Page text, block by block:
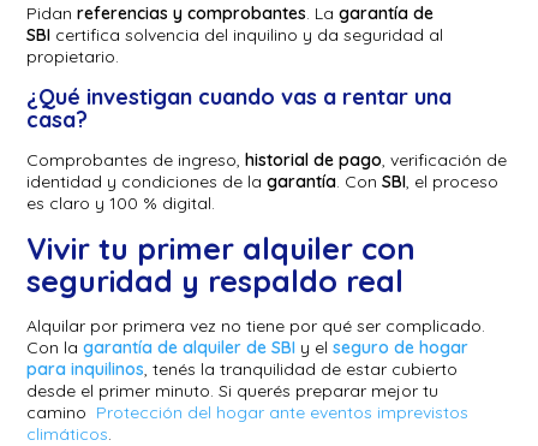
Pidanreferencias y comprobantes . Lagarantía de
SBI certifica solvencia del inquilino y da seguridad al
propietario.
¿Qué investigan cuando vas a rentar una
casa?
Comprobantes de ingreso,historial de pago , verificación de
identidad y condiciones de lagarantía . ConSBI , el proceso
es claro y 100 % digital.
Vivir tu primer alquiler con
seguridad y respaldo real
Alquilar por primera vez no tiene por qué ser complicado.
Con lagarantía de alquiler de SBI y elseguro de hogar
para inquilinos , tenés la tranquilidad de estar cubierto
desde el primer minuto. Si querés preparar mejor tu
camino Protección del hogar ante eventos imprevistos
climáticos